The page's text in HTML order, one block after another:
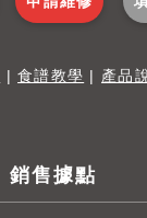
|食譜教學 | 產品
銷售據點